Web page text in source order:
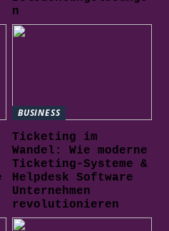
n
BUSINESS
Ticketing im
Wandel: Wie moderne
Ticketing-Systeme &
Helpdesk Software
Unternehmen
revolutionieren